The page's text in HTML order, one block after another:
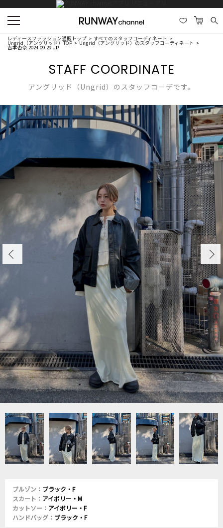
レディースファッション通販トップ すべてのスタッフコーディネート
Ungrid（アングリッド）TOP Ungrid（アングリッド）のスタッフコーディネート
吉本杏奈 2024.09.29 UP
STAFF COORDINATE
アングリッド（Ungrid）のスタッフコーデです。
ブルゾン： ブラック・F
スカート： アイボリー・M
カットソー： アイボリー・F
ハンドバッグ： ブラック・F